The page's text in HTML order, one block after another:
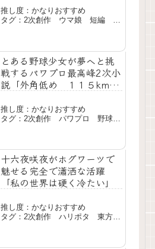
推し度：かなりおすすめ
タグ：2次創作 ウマ娘 短編 完
とある野球少女が夢へと挑
戦するパワプロ最高峰2次小
説「外角低め １１５km/h
推し度：かなりおすすめ
タグ：2次創作 パワプロ 野球
十六夜咲夜がホグワーツで
魅せる完全で瀟洒な活躍
「私の世界は硬く冷たい」
推し度：かなりおすすめ
タグ：2次創作 ハリポタ 東方